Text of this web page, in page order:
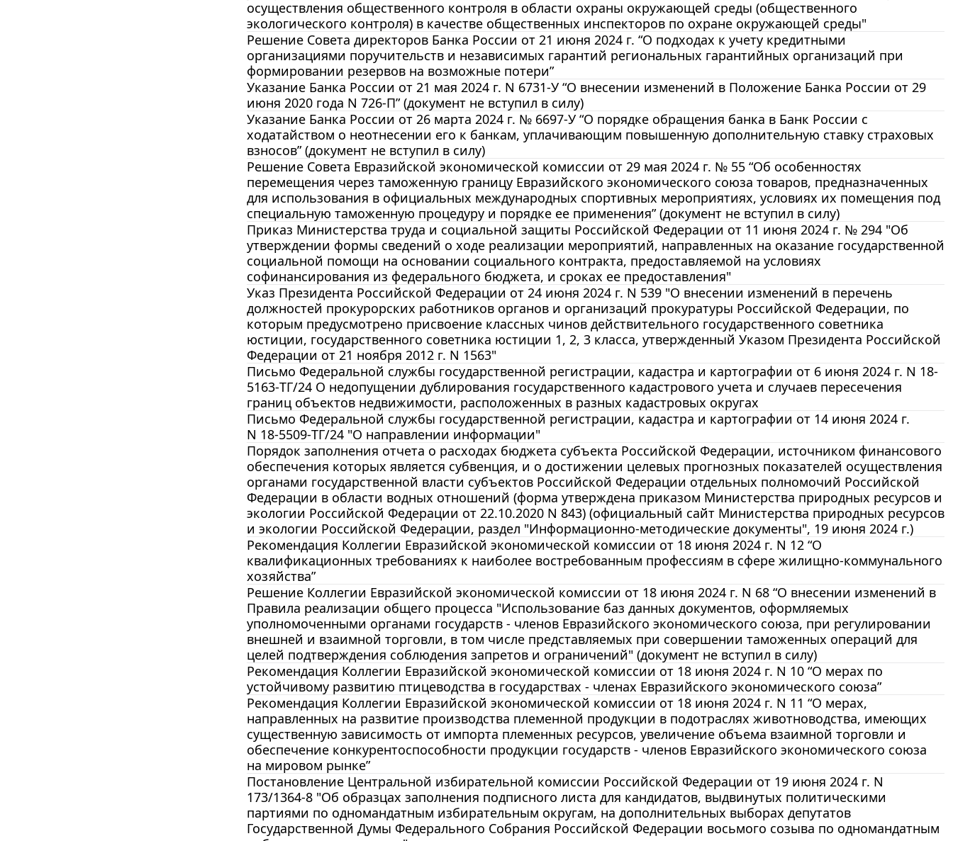
осуществления общественного контроля в области охраны окружающей среды (общественного
экологического контроля) в качестве общественных инспекторов по охране окружающей среды"
Решение Совета директоров Банка России от 21 июня 2024 г. “О подходах к учету кредитными
организациями поручительств и независимых гарантий региональных гарантийных организаций при
формировании резервов на возможные потери”
Указание Банка России от 21 мая 2024 г. N 6731-У “О внесении изменений в Положение Банка России от 29
июня 2020 года N 726-П” (документ не вступил в силу)
Указание Банка России от 26 марта 2024 г. № 6697-У “О порядке обращения банка в Банк России с
ходатайством о неотнесении его к банкам, уплачивающим повышенную дополнительную ставку страховых
взносов” (документ не вступил в силу)
Решение Совета Евразийской экономической комиссии от 29 мая 2024 г. № 55 “Об особенностях
перемещения через таможенную границу Евразийского экономического союза товаров, предназначенных
для использования в официальных международных спортивных мероприятиях, условиях их помещения под
специальную таможенную процедуру и порядке ее применения” (документ не вступил в силу)
Приказ Министерства труда и социальной защиты Российской Федерации от 11 июня 2024 г. № 294 "Об
утверждении формы сведений о ходе реализации мероприятий, направленных на оказание государственной
социальной помощи на основании социального контракта, предоставляемой на условиях
софинансирования из федерального бюджета, и сроках ее предоставления"
Указ Президента Российской Федерации от 24 июня 2024 г. N 539 "О внесении изменений в перечень
должностей прокурорских работников органов и организаций прокуратуры Российской Федерации, по
которым предусмотрено присвоение классных чинов действительного государственного советника
юстиции, государственного советника юстиции 1, 2, 3 класса, утвержденный Указом Президента Российской
Федерации от 21 ноября 2012 г. N 1563"
Письмо Федеральной службы государственной регистрации, кадастра и картографии от 6 июня 2024 г. N 18-
5163-ТГ/24 О недопущении дублирования государственного кадастрового учета и случаев пересечения
границ объектов недвижимости, расположенных в разных кадастровых округах
Письмо Федеральной службы государственной регистрации, кадастра и картографии от 14 июня 2024 г.
N 18-5509-ТГ/24 "О направлении информации"
Порядок заполнения отчета о расходах бюджета субъекта Российской Федерации, источником финансового
обеспечения которых является субвенция, и о достижении целевых прогнозных показателей осуществления
органами государственной власти субъектов Российской Федерации отдельных полномочий Российской
Федерации в области водных отношений (форма утверждена приказом Министерства природных ресурсов и
экологии Российской Федерации от 22.10.2020 N 843) (официальный сайт Министерства природных ресурсов
и экологии Российской Федерации, раздел "Информационно-методические документы", 19 июня 2024 г.)
Рекомендация Коллегии Евразийской экономической комиссии от 18 июня 2024 г. N 12 “О
квалификационных требованиях к наиболее востребованным профессиям в сфере жилищно-коммунального
хозяйства”
Решение Коллегии Евразийской экономической комиссии от 18 июня 2024 г. N 68 “О внесении изменений в
Правила реализации общего процесса "Использование баз данных документов, оформляемых
уполномоченными органами государств - членов Евразийского экономического союза, при регулировании
внешней и взаимной торговли, в том числе представляемых при совершении таможенных операций для
целей подтверждения соблюдения запретов и ограничений" (документ не вступил в силу)
Рекомендация Коллегии Евразийской экономической комиссии от 18 июня 2024 г. N 10 “О мерах по
устойчивому развитию птицеводства в государствах - членах Евразийского экономического союза”
Рекомендация Коллегии Евразийской экономической комиссии от 18 июня 2024 г. N 11 “О мерах,
направленных на развитие производства племенной продукции в подотраслях животноводства, имеющих
существенную зависимость от импорта племенных ресурсов, увеличение объема взаимной торговли и
обеспечение конкурентоспособности продукции государств - членов Евразийского экономического союза
на мировом рынке”
Постановление Центральной избирательной комиссии Российской Федерации от 19 июня 2024 г. N
173/1364-8 "Об образцах заполнения подписного листа для кандидатов, выдвинутых политическими
партиями по одномандатным избирательным округам, на дополнительных выборах депутатов
Государственной Думы Федерального Собрания Российской Федерации восьмого созыва по одномандатным